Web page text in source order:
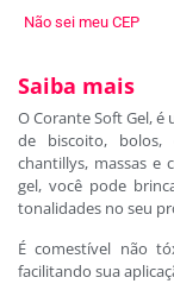
Não sei meu CEP
Saiba mais
O Corante Soft Gel,
de biscoito, bolos,
chantillys, massas e
gel, você pode
tonalidades no seu
É comestível não
facilitando sua